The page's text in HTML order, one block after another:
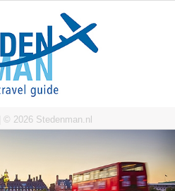
| © 2026 Stedenman.nl